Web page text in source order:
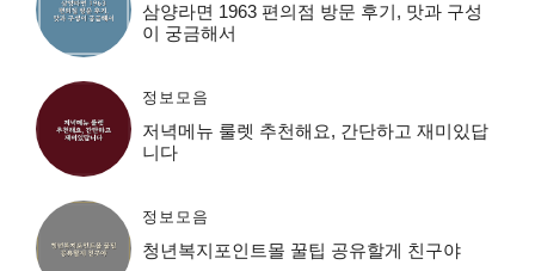
삼양라면 1963 편의점 방문 후기, 맛과 구성
이 궁금해서
정보모음
저녁메뉴 룰렛 추천해요, 간단하고 재미있답
니다
정보모음
청년복지포인트몰 꿀팁 공유할게 친구야